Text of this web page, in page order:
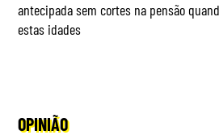
antecipada sem cortes na pensão
estas idades
OPINIÃO